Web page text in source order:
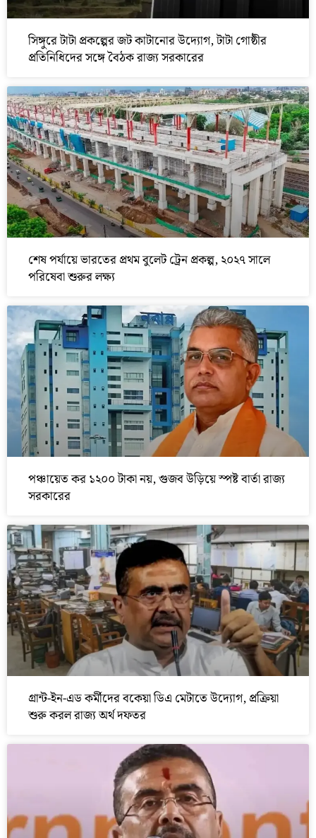
সিঙ্গুরে টাটা প্রকল্পের জট কাটানোর উদ্যোগ, টাটা গোষ্ঠীর
প্রতিনিধিদের সঙ্গে বৈঠক রাজ্য সরকারের
শেষ পর্যায়ে ভারতের প্রথম বুলেট ট্রেন প্রকল্প, ২০২৭ সালে
পরিষেবা শুরুর লক্ষ্য
পঞ্চায়েত কর ১২০০ টাকা নয়, গুজব উড়িয়ে স্পষ্ট বার্তা রাজ্য
সরকারের
গ্রান্ট-ইন-এড কর্মীদের বকেয়া ডিএ মেটাতে উদ্যোগ, প্রক্রিয়া
শুরু করল রাজ্য অর্থ দফতর